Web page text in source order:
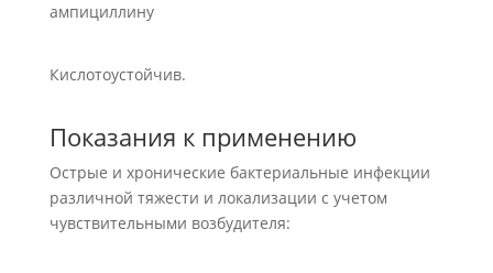
ампициллину
Кислотоустойчив.
Показания к применению
Острые и хронические бактериальные инфекции
различной тяжести и локализации с учетом
чувствительными возбудителя: